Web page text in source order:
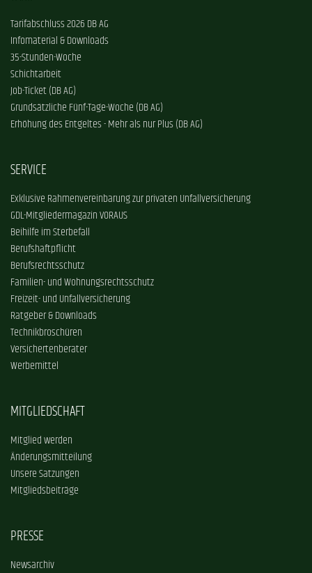
Tarifabschluss 2026 DB AG
Infomaterial & Downloads
35-Stunden-Woche
Schichtarbeit
Job-Ticket (DB AG)
Grundsätzliche Fünf-Tage-Woche (DB AG)
Erhöhung des Entgeltes - Mehr als nur Plus (DB AG)
SERVICE
Exklusive Rahmenvereinbarung zur privaten Unfallversicherung
GDL-Mitgliedermagazin VORAUS
Beihilfe im Sterbefall
Berufshaftpflicht
Berufsrechtsschutz
Familien- und Wohnungsrechtsschutz
Freizeit- und Unfallversicherung
Ratgeber & Downloads
Technikbroschüren
Versichertenberater
Werbemittel
MITGLIEDSCHAFT
Mitglied werden
Änderungsmitteilung
Unsere Satzungen
Mitgliedsbeiträge
PRESSE
Newsarchiv